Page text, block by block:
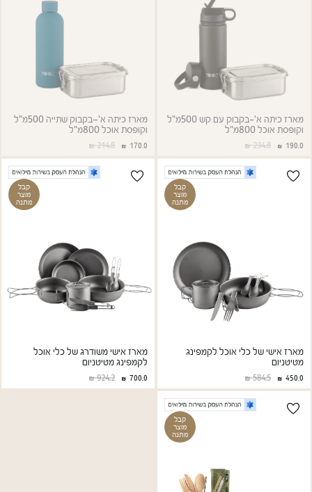
מארז כיתה א'-בקבוק עם קש 500מ"ל
וקופסת אוכל 800מ"ל
190.0
234.8
מארז כיתה א'–בקבוק שתייה 500מ"ל
וקופסת אוכל 800מ"ל
170.0
214.8
קבל
מוצר
מתנה
מארז אישי של כלי אוכל לקמפינג
מטיטניום
450.0
584.5
קבל
מוצר
מתנה
מארז אישי משודרג של כלי אוכל
לקמפינג מטיטניום
700.0
924.2
קבל
מוצר
מתנה